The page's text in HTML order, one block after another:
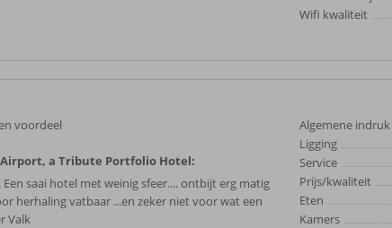
Wifi kwaliteit
voordeel
a Tribute Portfolio Hotel:
saai hotel met weinig sfeer.... ontbijt erg matig
herhaling vatbaar ...en zeker niet voor wat een
Valk
Algemene indruk
Ligging
Service
Prijs/kwaliteit
Eten
Kamers